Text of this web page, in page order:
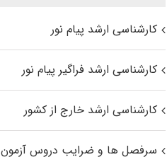
کارشناسی ارشد پیام نور
کارشناسی ارشد فراگیر پیام نور
کارشناسی ارشد خارج از کشور
سرفصل ها و ضرایب دروس آزمون